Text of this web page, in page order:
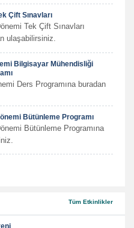
Çift Sınavları
Tek Çift Sınavları
ulaşabilirsiniz.
Bilgisayar Mühendisliği
Ders Programına buradan
Bütünleme Programı
Bütünleme Programına
Tüm Etkinlikler